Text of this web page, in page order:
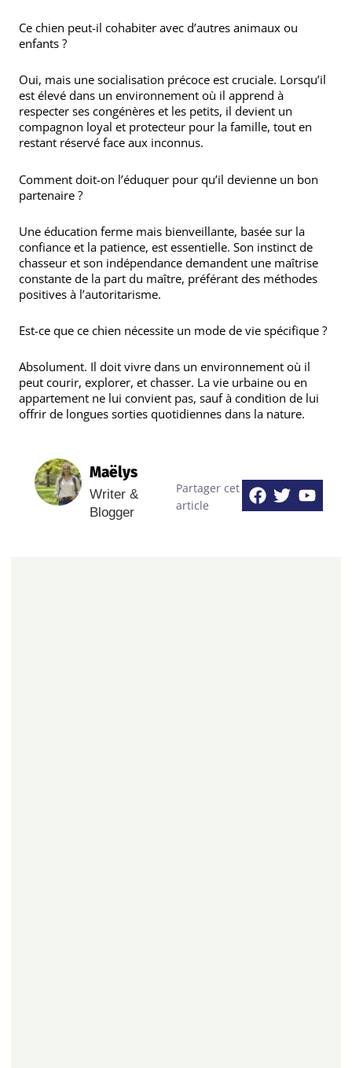
Ce chien peut-il cohabiter avec d’autres animaux ou
enfants ?
Oui, mais une socialisation précoce est cruciale. Lorsqu’il
est élevé dans un environnement où il apprend à
respecter ses congénères et les petits, il devient un
compagnon loyal et protecteur pour la famille, tout en
restant réservé face aux inconnus.
Comment doit-on l’éduquer pour qu’il devienne un bon
partenaire ?
Une éducation ferme mais bienveillante, basée sur la
confiance et la patience, est essentielle. Son instinct de
chasseur et son indépendance demandent une maîtrise
constante de la part du maître, préférant des méthodes
positives à l’autoritarisme.
Est-ce que ce chien nécessite un mode de vie spécifique ?
Absolument. Il doit vivre dans un environnement où il
peut courir, explorer, et chasser. La vie urbaine ou en
appartement ne lui convient pas, sauf à condition de lui
offrir de longues sorties quotidiennes dans la nature.
Maëlys
Writer &
Blogger
Partager cet
article
Facebook
Twitter